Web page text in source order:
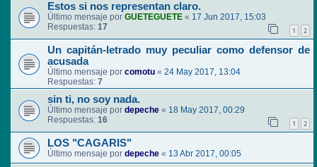
Estos si nos representan claro.
Último mensaje por GUETEGUETE « 17 Jun 2017, 15:03
Respuestas: 17 1 2
Un capitán-letrado muy peculiar como defensor de
acusada
Último mensaje por comotu « 24 May 2017, 13:04
Respuestas: 7
sin ti, no soy nada.
Último mensaje por depeche « 18 May 2017, 00:29
Respuestas: 16 1 2
LOS "CAGARIS"
Último mensaje por depeche « 13 Abr 2017, 00:05